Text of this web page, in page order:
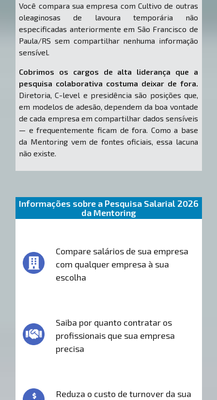
Você compara sua empresa com Cultivo de outras
oleaginosas de lavoura temporária não
especificadas anteriormente em São Francisco de
Paula/RS sem compartilhar nenhuma informação
sensível.
Cobrimos os cargos de alta liderança que a
pesquisa colaborativa costuma deixar de fora.
Diretoria, C-level e presidência são posições que,
em modelos de adesão, dependem da boa vontade
de cada empresa em compartilhar dados sensíveis
— e frequentemente ficam de fora. Como a base
da Mentoring vem de fontes oficiais, essa lacuna
não existe.
Informações sobre a Pesquisa Salarial 2026
da Mentoring
Compare salários de sua empresa
com qualquer empresa à sua
escolha
Saiba por quanto contratar os
profissionais que sua empresa
precisa
Reduza o custo de turnover da sua